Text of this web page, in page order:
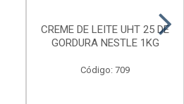
CREME DE LEITE UHT 25 DE
GORDURA NESTLE 1KG
Código: 709